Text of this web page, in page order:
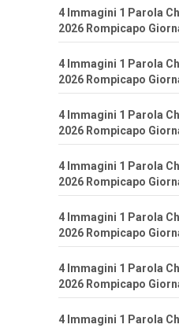
4 Immagini 1 Parola
2026 Rompicapo
4 Immagini 1 Parola
2026 Rompicapo
4 Immagini 1 Parola
2026 Rompicapo
4 Immagini 1 Parola
2026 Rompicapo
4 Immagini 1 Parola
2026 Rompicapo
4 Immagini 1 Parola
2026 Rompicapo
4 Immagini 1 Parola